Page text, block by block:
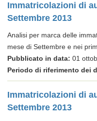
Immatricolazioni di
Settembre 2013
Analisi per marca delle
mese di Settembre e nei
Pubblicato in data: 01
Periodo di riferimento dei
Immatricolazioni di
Settembre 2013